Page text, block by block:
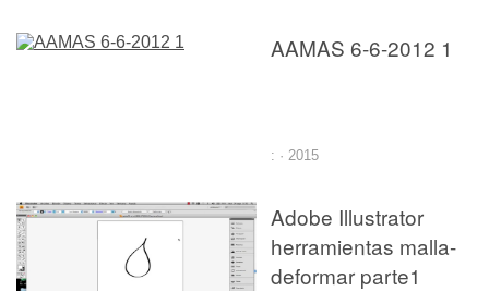
AAMAS 6-6-2012 1
: · 2015
Adobe Illustrator
herramientas malla-
deformar parte1